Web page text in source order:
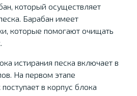
который осуществляет
Барабан имеет
которые помогают очищать
истирания песка включает в
На первом этапе
в корпус блока